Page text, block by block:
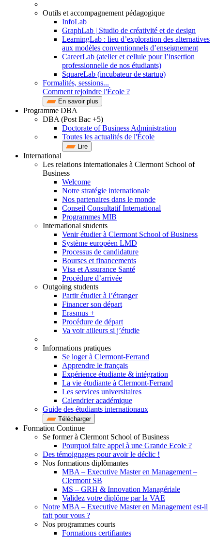
Outils et accompagnement pédagogique
InfoLab
GraphLab | Studio de créativité et de design
LearningLab : lieu d’exploration des alternatives
aux modèles conventionnels d’enseignement
CareerLab (atelier et cellule pour l’insertion
professionnelle de nos étudiants)
SquareLab (incubateur de startup)
Formalités, sessions...
Comment rejoindre l'École ?
En savoir plus
Programme DBA
DBA (Post Bac +5)
Doctorate of Business Administration
Toutes les actualités de l'École
Lire
International
Les relations internationales à Clermont School of
Business
Welcome
Notre stratégie internationale
Nos partenaires dans le monde
Conseil Consultatif International
Programmes MIB
International students
Venir étudier à Clermont School of Business
Système européen LMD
Processus de candidature
Bourses et financements
Visa et Assurance Santé
Procédure d’arrivée
Outgoing students
Partir étudier à l’étranger
Financer son départ
Erasmus +
Procédure de départ
Va voir ailleurs si j’étudie
Informations pratiques
Se loger à Clermont-Ferrand
Apprendre le français
Expérience étudiante & intégration
La vie étudiante à Clermont-Ferrand
Les services universitaires
Calendrier académique
Guide des étudiants internationaux
Télécharger
Formation Continue
Se former à Clermont School of Business
Pourquoi faire appel à une Grande Ecole ?
Des témoignages pour avoir le déclic !
Nos formations diplômantes
MBA – Executive Master en Management –
Clermont SB
MS – GRH & Innovation Managériale
Validez votre diplôme par la VAE
Notre MBA – Executive Master en Management est-il
fait pour vous ?
Nos programmes courts
Formations certifiantes